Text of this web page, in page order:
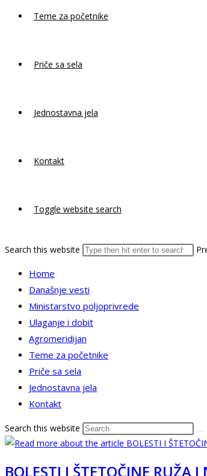
Teme za početnike
Priče sa sela
Jednostavna jela
Kontakt
Toggle website search
Search this website
Home
Današnje vesti
Ministarstvo poljoprivrede
Ulaganje i dobit
Agromeridijan
Teme za početnike
Priče sa sela
Jednostavna jela
Kontakt
Search this website
BOLESTI I ŠTETOČINE RUŽA I